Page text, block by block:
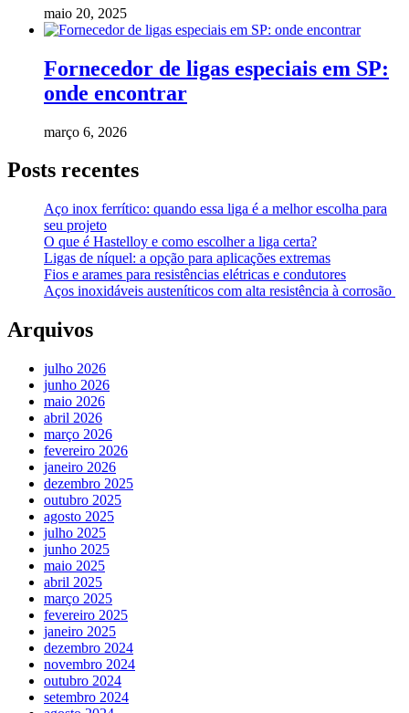
maio 20, 2025
Fornecedor de ligas especiais em SP:
onde encontrar
março 6, 2026
Posts recentes
Aço inox ferrítico: quando essa liga é a melhor escolha para
seu projeto
O que é Hastelloy e como escolher a liga certa?
Ligas de níquel: a opção para aplicações extremas
Fios e arames para resistências elétricas e condutores
Aços inoxidáveis austeníticos com alta resistência à corrosão
Arquivos
julho 2026
junho 2026
maio 2026
abril 2026
março 2026
fevereiro 2026
janeiro 2026
dezembro 2025
outubro 2025
agosto 2025
julho 2025
junho 2025
maio 2025
abril 2025
março 2025
fevereiro 2025
janeiro 2025
dezembro 2024
novembro 2024
outubro 2024
setembro 2024